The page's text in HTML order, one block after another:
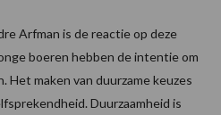
Arfman is de reactie op deze
boeren hebben de intentie om
Het maken van duurzame keuzes
Duurzaamheid is